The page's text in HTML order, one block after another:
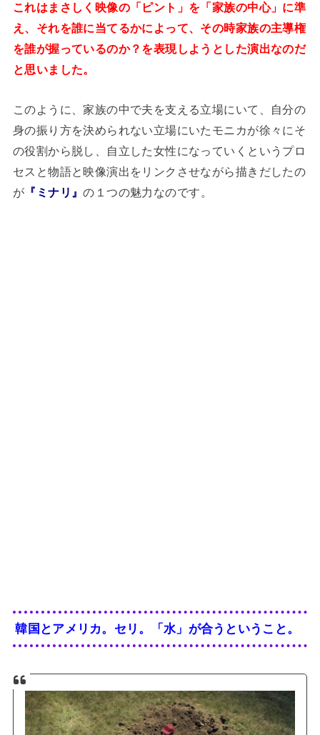
これはまさしく映像の「ピント」を「家族の中心」に準
え、それを誰に当てるかによって、その時家族の主導権
を誰が握っているのか？を表現しようとした演出なのだ
と思いました。
このように、家族の中で夫を支える立場にいて、自分の
身の振り方を決められない立場にいたモニカが徐々にそ
の役割から脱し、自立した女性になっていくというプロ
セスと物語と映像演出をリンクさせながら描きだしたの
が 『ミナリ』の１つの魅力なのです。
韓国とアメリカ。セリ。「水」が合うということ。